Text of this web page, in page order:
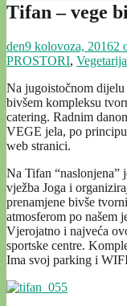
Tifan – vege
den9 kolovoza, 20162
PROSTORI,
Na jugoistočnom dijelu
bivšem kompleksu
catering. Radnim
VEGE jela, po
web stranici.
Na Tifan “naslonjena”
vježba Joga i
prenamjene bivše
atmosferom po našem
Vjerojatno i najveća
sportske centre.
Ima svoj parking i